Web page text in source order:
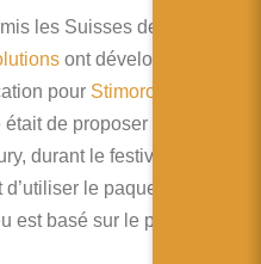
les Suisses de
ont développé une
pour Stimorol
était de proposer à
durant le festival
le paquet de
est basé sur le principe de